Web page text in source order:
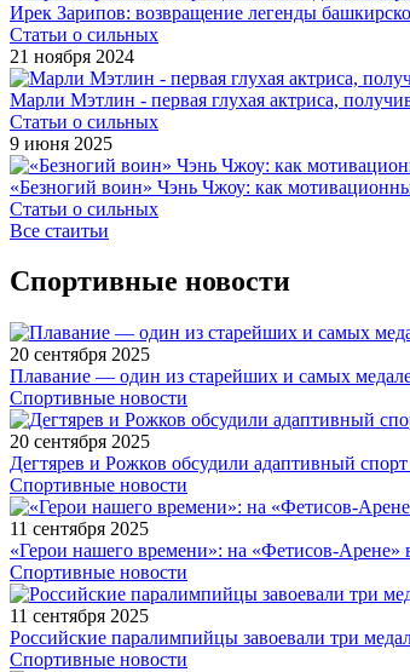
Ирек Зарипов: возвращение легенды
Статьи о сильных
21 ноября 2024
Марли Мэтлин - первая глухая актриса,
Статьи о сильных
9 июня 2025
«Безногий воин» Чэнь Чжоу: как
Статьи о сильных
Все стаитьи
Спортивные новости
20 сентября 2025
Плавание — один из старейших и самых
Спортивные новости
20 сентября 2025
Дегтярев и Рожков обсудили адаптивный
Спортивные новости
11 сентября 2025
«Герои нашего времени»: на «Фетисов-Арене»
Спортивные новости
11 сентября 2025
Российские паралимпийцы завоевали три
Спортивные новости